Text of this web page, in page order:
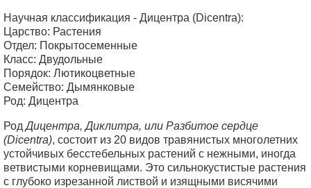
Научная классификация - Дицентра (Dicentra):
Царство: Растения
Отдел: Покрытосеменные
Класс: Двудольные
Порядок: Лютикоцветные
Семейство: Дымянковые
Род: Дицентра
РодДицентра, Диклитра, или Разбитое сердце
(Dicentra), состоит из 20 видов травянистых многолетних
устойчивых бесстебельных растений с нежными, иногда
ветвистыми корневищами. Это сильнокустистые растения
с глубоко изрезанной листвой и изящными висячими